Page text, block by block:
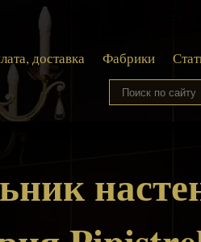
доставка Фабрики